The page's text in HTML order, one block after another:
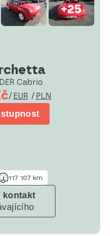
+25
Cabrio
/ EUR / PLN
117 107 km
kontakt